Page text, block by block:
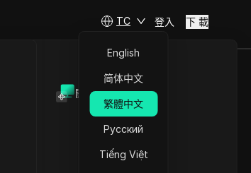
開放API
TC
English
简体中文
繁體中文
Русский
Tiếng Việt
登入 下 載